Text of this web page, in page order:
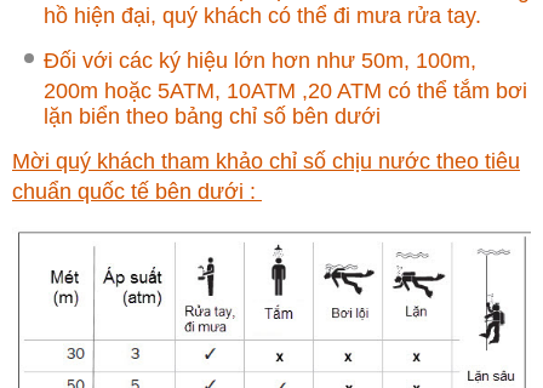
hồ hiện đại, quý khách có thể đi mưa rửa tay.
Đối với các ký hiệu lớn hơn như 50m, 100m,
200m hoặc 5ATM, 10ATM ,20 ATM có thể tắm bơi
lặn biển theo bảng chỉ số bên dưới
Mời quý khách tham khảo chỉ số chịu nước theo tiêu
chuẩn quốc tế bên dưới :